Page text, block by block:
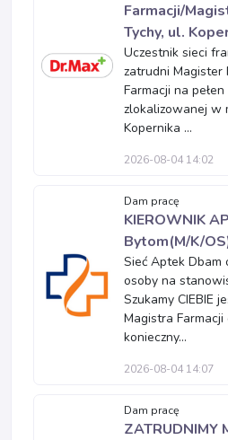
Farmacji/
Tychy, ul.
Uczestnik sieci
zatrudni Magister
Farmacji na
zlokalizowanej w
Kopernika ...
2026-08-04 14:02
Dam pracę
KIEROWNIK
Bytom(M/K/
Sieć Aptek Dbam
osoby na
Szukamy CIEBIE
Magistra
konieczny...
2026-08-04 14:07
Dam pracę
ZATRUDNIMY